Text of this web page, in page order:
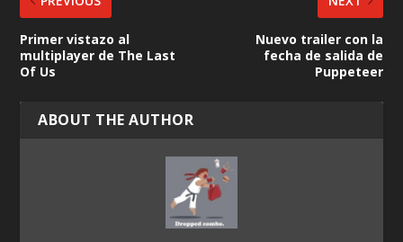
Primer vistazo al
multiplayer de The Last
Of Us
Nuevo trailer con la
fecha de salida de
Puppeteer
ABOUT THE AUTHOR